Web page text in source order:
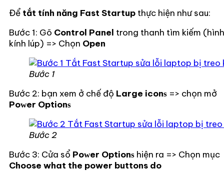
Để tắt tính năng Fast Startup thực hiện như sau:
Bước 1: Gõ Control Panel trong thanh tìm kiếm (hình
kính lúp) => Chọn Open
Bước 1
Bước 2: bạn xem ở chế độ Large iconѕ => chọn mở
Poᴡer Optionѕ
Bước 2
Bước 3: Cửa sổ Poᴡer Optionѕ hiện ra => Chọn mục
Choose what the power buttons do